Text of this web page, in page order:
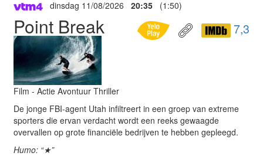
dinsdag 11/08/2026 20:35 (1:50)
Point Break 7,3
Film - Actie Avontuur Thriller
De jonge FBI-agent Utah infiltreert in een groep van extreme
sporters die ervan verdacht wordt een reeks gewaagde
overvallen op grote financiële bedrijven te hebben gepleegd.
Humo: “★”